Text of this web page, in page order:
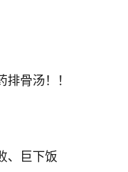
骨汤！！
、巨下饭